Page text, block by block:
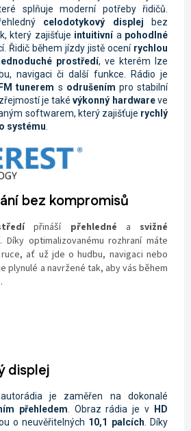
splňuje moderní potřeby řidičů.
celodotykový displej bez
který zajišťuje intuitivnía pohodlné
Řidič během jízdy jistě ocení rychlou
prostředí, ve kterém lze
navigaci či další funkce. Rádio je
tunerem s odrušením pro stabilní
je takévýkonný hardwareve
softwarem, který zajišťuje rychlý
systému.
bez kompromisů
přinášípřehledné a svižné
Díky optimalizovanému rozhraní máte
ať už jde o hudbu, navigaci nebo
plynulé a navržené tak, aby vás během
displej
je zaměřen na dokonalé
přehledem . Obraz rádia je v HD
o neuvěřitelných 10,1 palcích . Díky